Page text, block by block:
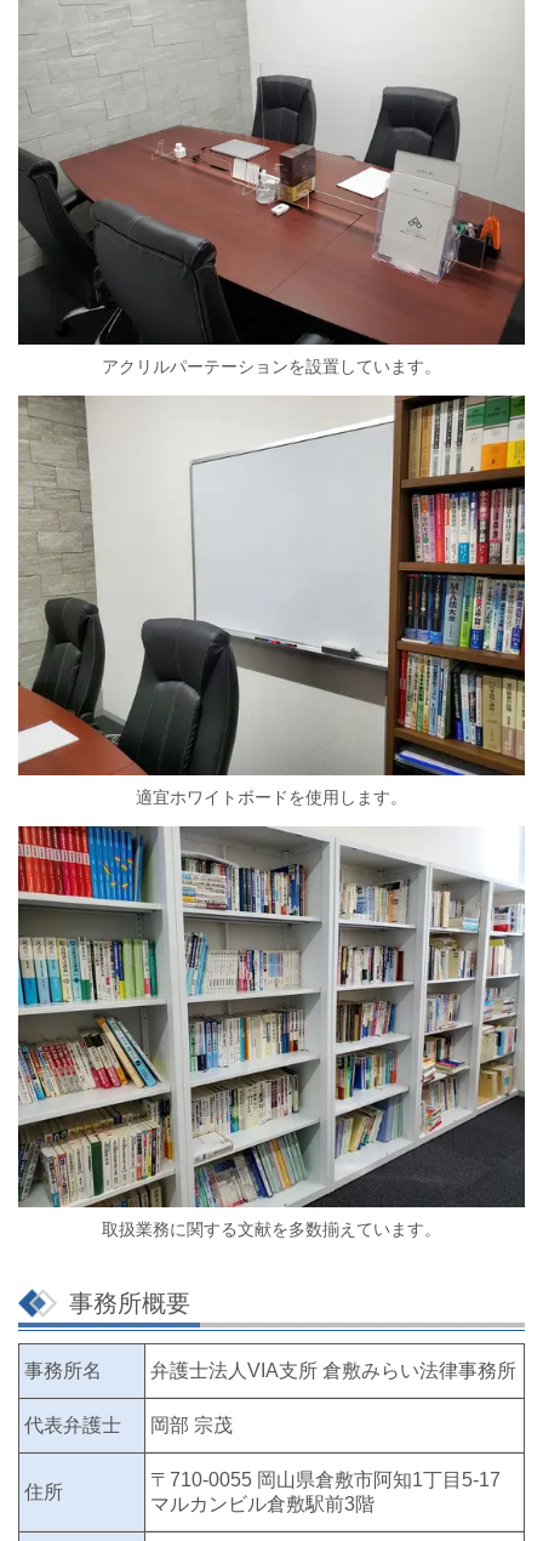
アクリルパーテーションを設置しています。
適宜ホワイトボードを使用します。
取扱業務に関する文献を多数揃えています。
事務所概要
事務所名 弁護士法人VIA支所 倉敷みらい法律事務所
代表弁護士 岡部 宗茂
住所
〒710-0055 岡山県倉敷市阿知1丁目5-17
マルカンビル倉敷駅前3階